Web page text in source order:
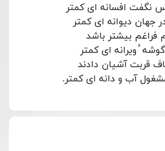
نگفت افسانه ای کمتر
جهان دیوانه ای کمتر
فراغم بیشتر باشد
ویرانه ای کمتر
قربت آشیان دادند
آب و دانه ای کمتر.